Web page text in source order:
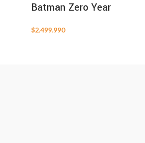
Batman Zero Year
$2.499.990